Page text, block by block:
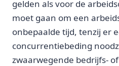
gelden als voor de
moet gaan om een
onbepaalde tijd, tenzij er
concurrentiebeding
zwaarwegende bedrijfs-